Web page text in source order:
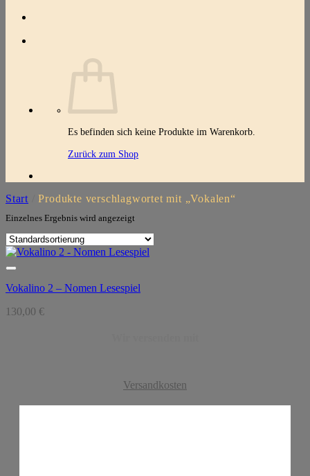
Es befinden sich keine Produkte im Warenkorb.
Zurück zum Shop
Start Produkte verschlagwortet mit „Vokalen“
Einzelnes Ergebnis wird angezeigt
Vokalino 2 – Nomen Lesespiel
130,00 €
Versandkosten